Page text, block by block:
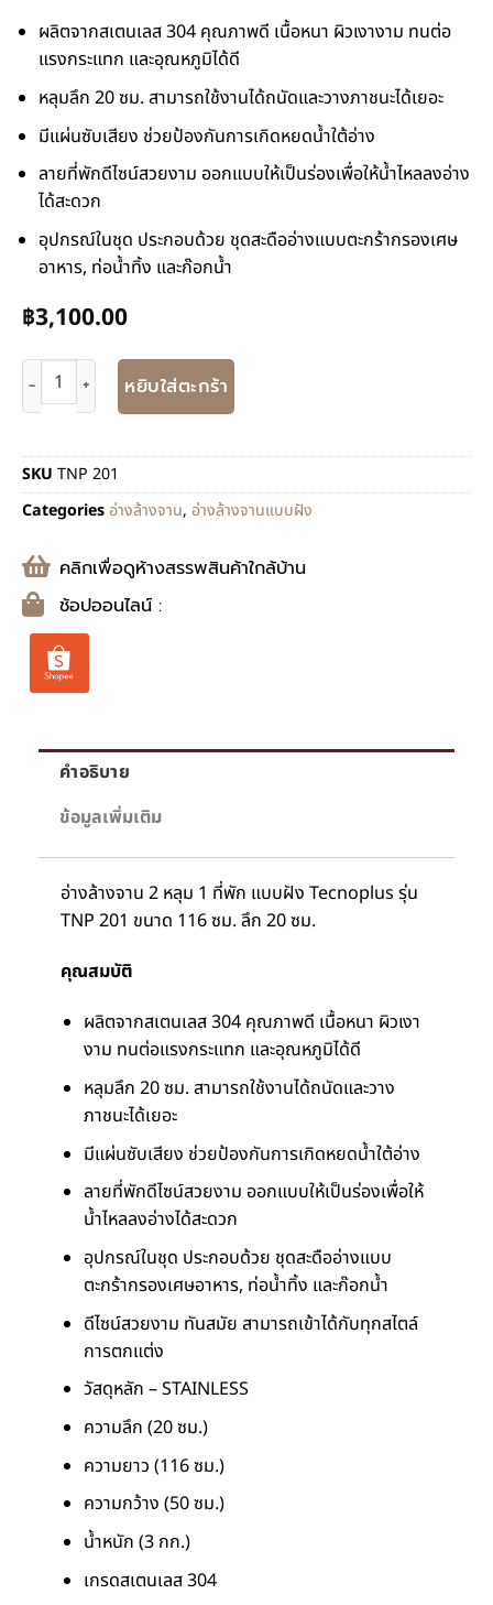
ผลิตจากสเตนเลส 304 คุณภาพดี เนื้อหนา ผิวเงางาม ทนต่อ
แรงกระแทก และอุณหภูมิได้ดี
หลุมลึก 20 ซม. สามารถใช้งานได้ถนัดและวางภาชนะได้เยอะ
มีแผ่นซับเสียง ช่วยป้องกันการเกิดหยดน้ำใต้อ่าง
ลายที่พักดีไซน์สวยงาม ออกแบบให้เป็นร่องเพื่อให้น้ำไหลลงอ่าง
ได้สะดวก
อุปกรณ์ในชุด ประกอบด้วย ชุดสะดืออ่างแบบตะกร้ากรองเศษ
อาหาร, ท่อน้ำทิ้ง และก๊อกน้ำ
฿3,100.00
หยิบใส่ตะกร้า
SKU TNP 201
Categories อ่างล้างจาน, อ่างล้างจานแบบฝัง
คลิกเพื่อดูห้างสรรพสินค้าใกล้บ้าน
ช้อปออนไลน์ :
คำอธิบาย
ข้อมูลเพิ่มเติม
อ่างล้างจาน 2 หลุม 1 ที่พัก แบบฝัง Tecnoplus รุ่น
TNP 201 ขนาด 116 ซม. ลึก 20 ซม.
คุณสมบัติ
ผลิตจากสเตนเลส 304 คุณภาพดี เนื้อหนา ผิวเงา
งาม ทนต่อแรงกระแทก และอุณหภูมิได้ดี
หลุมลึก 20 ซม. สามารถใช้งานได้ถนัดและวาง
ภาชนะได้เยอะ
มีแผ่นซับเสียง ช่วยป้องกันการเกิดหยดน้ำใต้อ่าง
ลายที่พักดีไซน์สวยงาม ออกแบบให้เป็นร่องเพื่อให้
น้ำไหลลงอ่างได้สะดวก
อุปกรณ์ในชุด ประกอบด้วย ชุดสะดืออ่างแบบ
ตะกร้ากรองเศษอาหาร, ท่อน้ำทิ้ง และก๊อกน้ำ
ดีไซน์สวยงาม ทันสมัย สามารถเข้าได้กับทุกสไตล์
การตกแต่ง
วัสดุหลัก – STAINLESS
ความลึก (20 ซม.)
ความยาว (116 ซม.)
ความกว้าง (50 ซม.)
น้ำหนัก (3 กก.)
เกรดสเตนเลส 304